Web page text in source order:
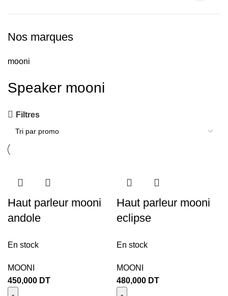
Nos marques
mooni
Speaker mooni
Filtres
Haut parleur mooni
andole
En stock
MOONI
450,000 DT
Haut parleur mooni
eclipse
En stock
MOONI
480,000 DT